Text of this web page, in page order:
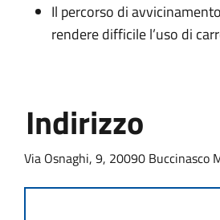
Il percorso di
rendere difficile l’uso di
Indirizzo
Via Osnaghi, 9, 20090 Buccinasco